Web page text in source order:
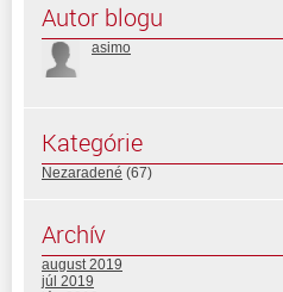
Autor blogu
asimo
Kategórie
Nezaradené (67)
Archív
august 2019
júl 2019